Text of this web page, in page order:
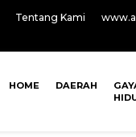
Tentang Kami
HOME DAERAH